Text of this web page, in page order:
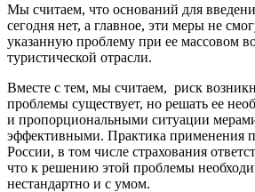
Мы считаем, что оснований для
сегодня нет, а главное, эти меры не
указанную проблему при ее массовом
туристической отрасли.
Вместе с тем, мы считаем, риск
проблемы существует, но решать ее
и пропорциональными ситуации
эффективными. Практика применения
России, в том числе страхования
что к решению этой проблемы
нестандартно и с умом.